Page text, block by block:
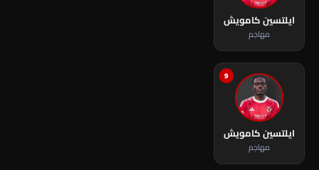
ايلتسين كامويش
مهاجم
9
ايلتسين كامويش
مهاجم